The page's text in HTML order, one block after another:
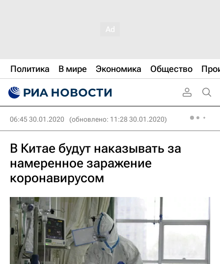
Политика В мире Экономика Общество
06:45 30.01.2020 (обновлено: 11:28 30.01.2020)
В Китае будут наказывать за
намеренное заражение
коронавирусом